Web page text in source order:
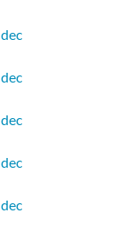
dec
dec
dec
dec
dec